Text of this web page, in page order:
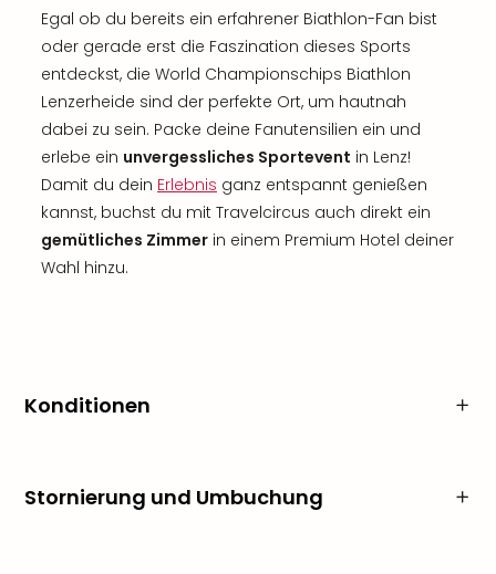
Egal ob du bereits ein erfahrener Biathlon-Fan bist
oder gerade erst die Faszination dieses Sports
entdeckst, die World Championschips Biathlon
Lenzerheide sind der perfekte Ort, um hautnah
dabei zu sein. Packe deine Fanutensilien ein und
erlebe ein unvergessliches Sportevent in Lenz!
Damit du dein Erlebnis ganz entspannt genießen
kannst, buchst du mit Travelcircus auch direkt ein
gemütliches Zimmer in einem Premium Hotel deiner
Wahl hinzu.
Konditionen
Stornierung und Umbuchung